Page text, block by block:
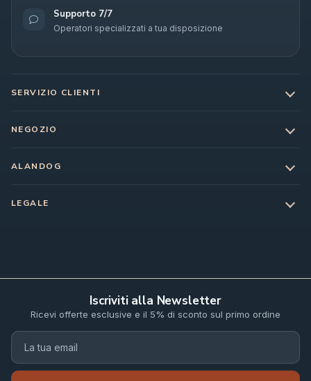
Supporto 7/7
Operatori specializzati a tua disposizione
SERVIZIO CLIENTI
NEGOZIO
ALANDOG
LEGALE
Iscriviti alla Newsletter
Ricevi offerte esclusive e il 5% di sconto sul primo ordine